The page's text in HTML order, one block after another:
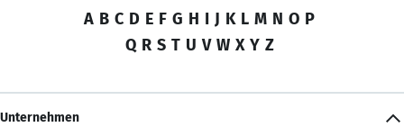
A B C D E F G H I J K L M N O P
Q R S T U V W X Y Z
Unternehmen